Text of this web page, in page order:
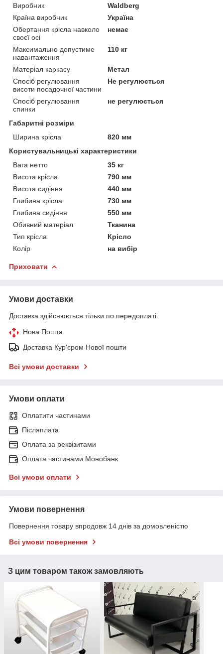
Виробник
Waldberg
Країна виробник
Україна
Обертання крісла навколо
своєї осі
немає
Максимально допустиме
навантаження
110 кг
Матеріал каркасу
Метал
Спосіб регулювання
висоти посадочної частини
Не регулюється
Спосіб регулювання
спинки
не регулюється
Габаритні розміри
Ширина крісла
820 мм
Користувальницькі характеристики
Вага нетто
35 кг
Висота крісла
790 мм
Висота сидіння
440 мм
Глибина крісла
730 мм
Глибина сидіння
550 мм
Обивний матеріал
Тканина
Тип крісла
Крісло
Колір
на вибір
Приховати
Умови доставки
Доставка здійснюється тільки по передоплаті.
Нова Пошта
Доставка Курʼєром Нової пошти
Всі умови доставки
Умови оплати
Оплатити частинами
Післяплата
Оплата за реквізитами
Оплата частинами Монобанк
Всі умови оплати
Умови повернення
Повернення товару впродовж 14 днів за домовленістю
Всі умови повернення
З цим товаром також замовляють